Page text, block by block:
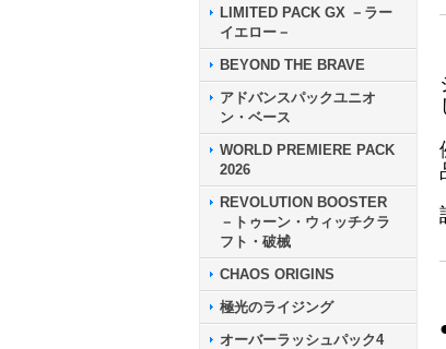
LIMITED PACK GX －ラー
イエロー－
BEYOND THE BRAVE
アドバンスパックユニオ
ン・ベース
WORLD PREMIERE PACK
2026
REVOLUTION BOOSTER
－トゥーン・ウィッチクラ
フト・破械
CHAOS ORIGINS
極光のライジング
オーバーラッシュパック4